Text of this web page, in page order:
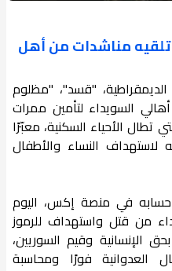
مناشدات من أهل
الديمقراطية، "قسد"، "مظلوم
السويداء لتأمين ممرات
تطال الأحياء السكنية، معبّرًا
النساء والأطفال
في منصة إكس، اليوم
من قتل واستهداف للرموز
الإنسانية وقيم السوريين،
العدوانية فورًا ومحاسبة